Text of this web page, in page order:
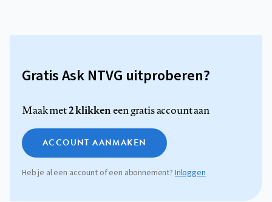
Gratis Ask NTVG uitproberen?
Maak met2 klikkeneen gratis account aan
ACCOUNT AANMAKEN
Heb je al een account of een abonnement? Inloggen